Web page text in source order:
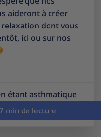
aideront à créer
relaxation dont vous
ici ou sur nos
étant asthmatique